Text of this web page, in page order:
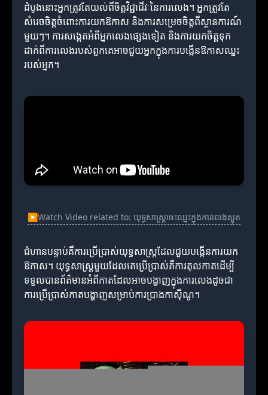
ដំបូងនោះអ្នកត្រូវតែយល់ពីចិត្តវិជ្ជាជីវៈនៃការលេង។ អ្នកត្រូវតែ
សំរេចចិត្តចំពោះការយកឱកាស និងការសម្រេចចិត្តពីស្ថានការណ៍
មួយៗ។ ការសង្កេតអំពីអ្នកលេងផ្សេងទៀត និងការយកចិត្តទុក
ដាក់ពីការលេងរបស់ពួកគេអាចជួយអ្នកក្នុងការបង្កើនឱកាសឈ្នះ
របស់អ្នក។
▶Watch Video related to: យុទ្ធសាស្ត្រចេះឈ្នះក្នុងការលេងស្លុត
ជំហានបន្ទាប់គឺការប្រើប្រាស់យុទ្ធសាស្ត្រដែលជួយបង្កើនការយក
ឱកាស។ យុទ្ធសាស្ត្រមួយដែលគេប្រើប្រាស់គឺការតុលកាតដើម្បី
ទទួលបានព័ត៌មានអំពីកាតដែលអាចបង្ហាញក្នុងការលេងដូចជា
ការប្រើប្រាស់កាតបង្ហាញសម្រាប់ការប្រាងកាស៊ីណូ។